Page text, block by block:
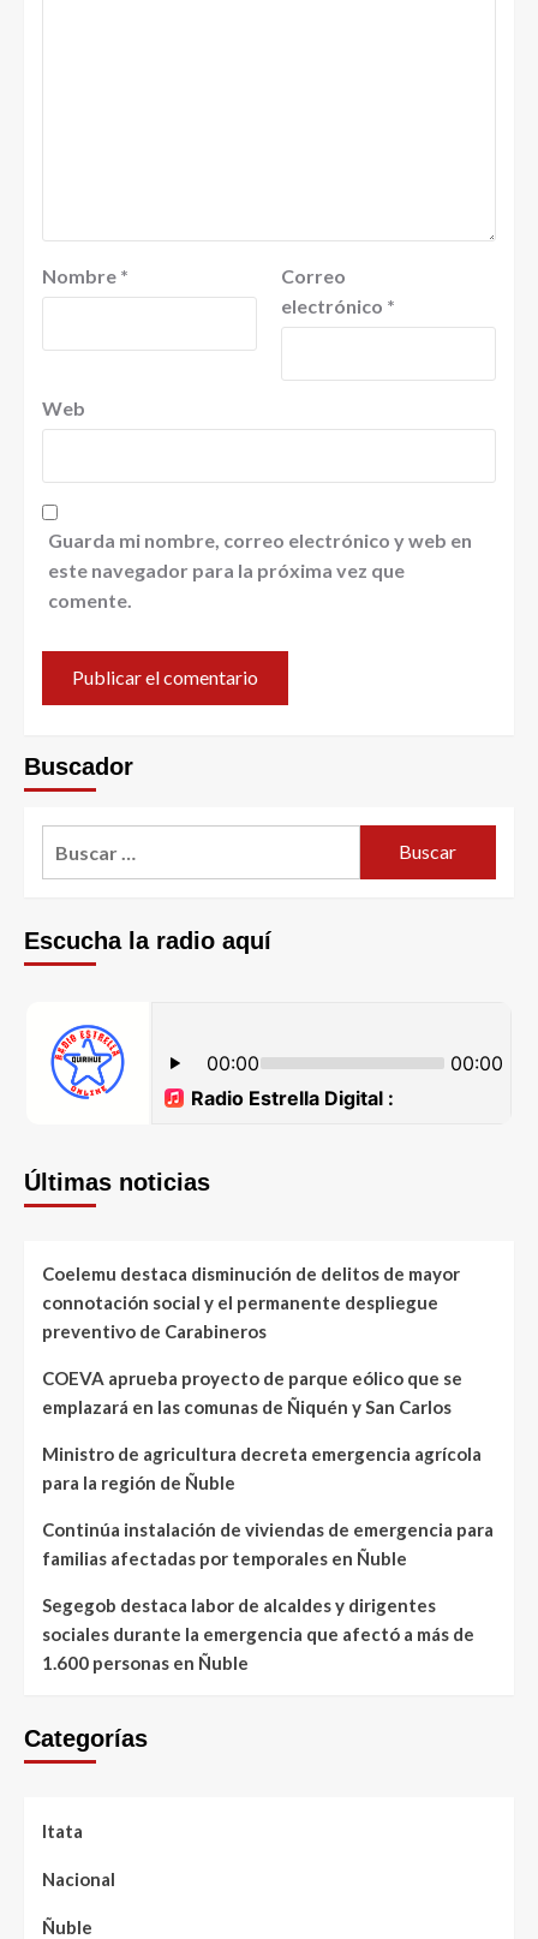
Nombre *
Correo
electrónico *
Web
Guarda mi nombre, correo electrónico y web en
este navegador para la próxima vez que
comente.
Buscador
Escucha la radio aquí
Últimas noticias
Coelemu destaca disminución de delitos de mayor
connotación social y el permanente despliegue
preventivo de Carabineros
COEVA aprueba proyecto de parque eólico que se
emplazará en las comunas de Ñiquén y San Carlos
Ministro de agricultura decreta emergencia agrícola
para la región de Ñuble
Continúa instalación de viviendas de emergencia para
familias afectadas por temporales en Ñuble
Segegob destaca labor de alcaldes y dirigentes
sociales durante la emergencia que afectó a más de
1.600 personas en Ñuble
Categorías
Itata
Nacional
Ñuble